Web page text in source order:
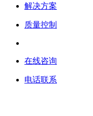
解决方案
质量控制
在线咨询
电话联系